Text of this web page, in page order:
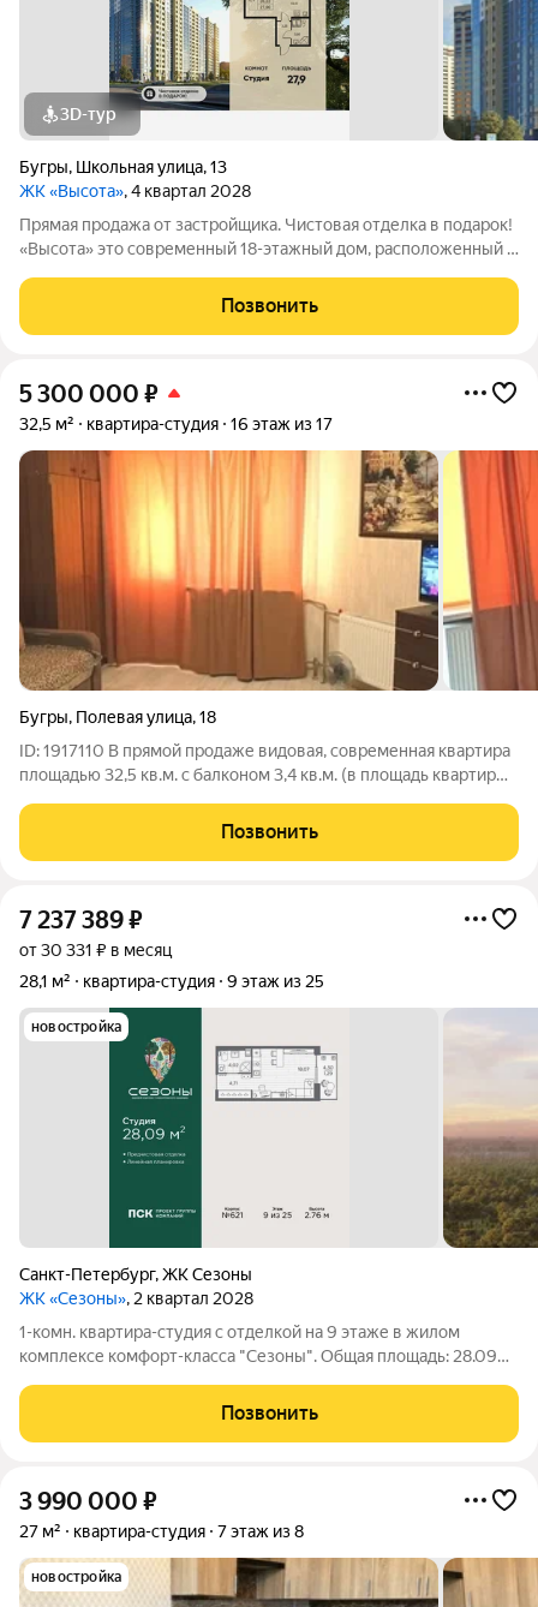
3D-тур
Бугры, Школьная улица,13
ЖК «Высота», 4 квартал 2028
Прямая продажа от застройщика. Чистовая отделка в подарок!
«Высота» это современный 18-этажный дом, расположенный в
станции метро «Девяткино». Квартиры В комплексе
представлен широкий выбор
Позвонить
5 300 000 ₽
32,5 м² квартира-студия 16 этаж из 17
Бугры, Полевая улица,18
ID: 1917110 В прямой продаже видовая, современная квартира
площадью 32,5 кв.м. с балконом 3,4 кв.м. (в площадь квартиры
планировка: большая прихожая со встроенной нишей для
хранения вещей, почти
Позвонить
7 237 389₽
от 30 331 ₽ в месяц
28,1 м²
квартира-студия 9 этаж из 25
новостройка
Санкт-Петербург,ЖК Сезоны
ЖК «Сезоны», 2 квартал 2028
1-комн. квартира-студия с отделкой на 9 этаже в жилом
комплексе комфорт-класса "Сезоны". Общая площадь: 28.09
выходят на одну сторону. В квартире один балкон, один
совмещенный санузел.
Позвонить
3 990 000 ₽
27 м² квартира-студия 7 этаж из 8
новостройка